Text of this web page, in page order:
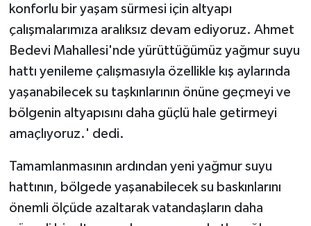
konforlu bir yaşam sürmesi için altyapı
çalışmalarımıza aralıksız devam ediyoruz. Ahmet
Bedevi Mahallesi'nde yürüttüğümüz yağmur suyu
hattı yenileme çalışmasıyla özellikle kış aylarında
yaşanabilecek su taşkınlarının önüne geçmeyi ve
bölgenin altyapısını daha güçlü hale getirmeyi
amaçlıyoruz.' dedi.
Tamamlanmasının ardından yeni yağmur suyu
hattının, bölgede yaşanabilecek su baskınlarını
önemli ölçüde azaltarak vatandaşların daha